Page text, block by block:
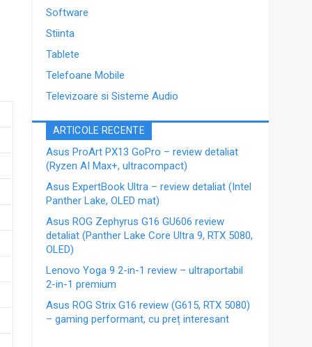
Software
Stiinta
Tablete
Telefoane Mobile
Televizoare si Sisteme Audio
ARTICOLE RECENTE
Asus ProArt PX13 GoPro – review detaliat
(Ryzen AI Max+, ultracompact)
Asus ExpertBook Ultra – review detaliat (Intel
Panther Lake, OLED mat)
Asus ROG Zephyrus G16 GU606 review
detaliat (Panther Lake Core Ultra 9, RTX 5080,
OLED)
Lenovo Yoga 9 2-in-1 review – ultraportabil
2-in-1 premium
Asus ROG Strix G16 review (G615, RTX 5080)
– gaming performant, cu preț interesant